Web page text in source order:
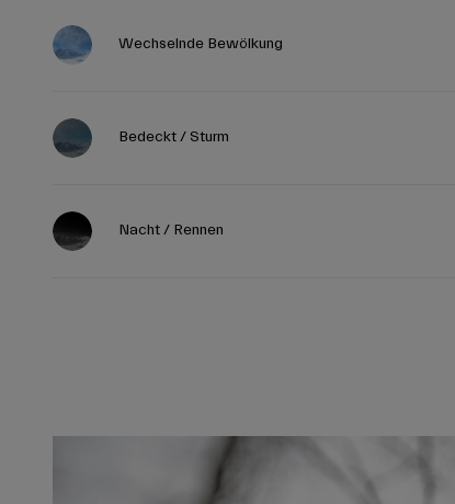
Wechselnde Bewölkung
Bedeckt / Sturm
Nacht / Rennen